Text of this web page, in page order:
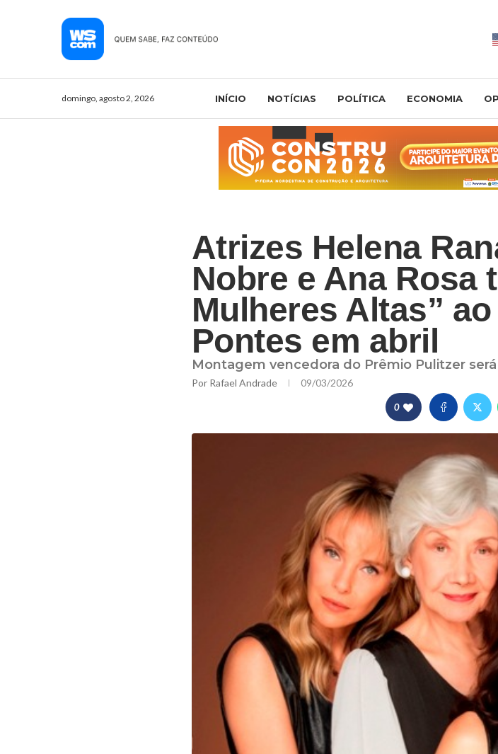
domingo, agosto 2, 2026 INÍCIO NOTÍCIAS POLÍTICA ECONOMIA
Atrizes Helena
Nobre e Ana Rosa
Mulheres Altas”
Pontes em abril
Montagem vencedora do Prêmio Pulitzer
Por Rafael Andrade 09/03/2026
0